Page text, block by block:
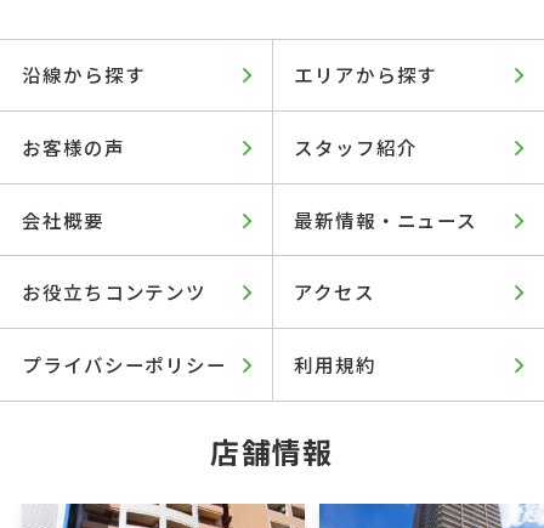
沿線から探す エリアから探す
お客様の声 スタッフ紹介
会社概要 最新情報・ニュース
お役立ちコンテンツ アクセス
プライバシーポリシー 利用規約
店舗情報